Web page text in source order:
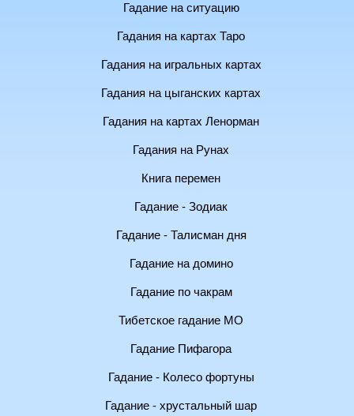
Гадание на ситуацию
Гадания на картах Таро
Гадания на игральных картах
Гадания на цыганских картах
Гадания на картах Ленорман
Гадания на Рунах
Книга перемен
Гадание - Зодиак
Гадание - Талисман дня
Гадание на домино
Гадание по чакрам
Тибетское гадание МО
Гадание Пифагора
Гадание - Колесо фортуны
Гадание - хрустальный шар